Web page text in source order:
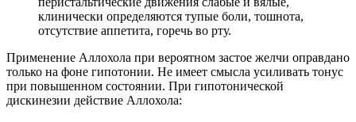
клинически определяются тупые боли, тошнота,
отсутствие аппетита, горечь во рту.
Применение Аллохола при вероятном застое желчи оправдано
только на фоне гипотонии. Не имеет смысла усиливать тонус
при повышенном состоянии. При гипотонической
дискинезии действие Аллохола: